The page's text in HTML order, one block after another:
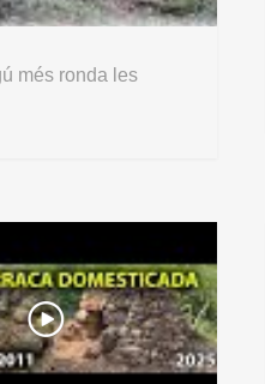
més ronda les